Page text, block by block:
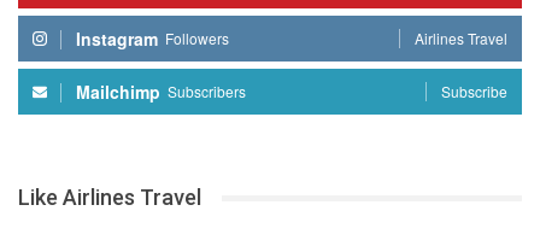
Instagram Followers Airlines Travel
Mailchimp Subscribers Subscribe
Like Airlines Travel